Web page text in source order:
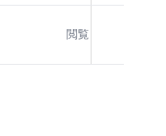
閲覧